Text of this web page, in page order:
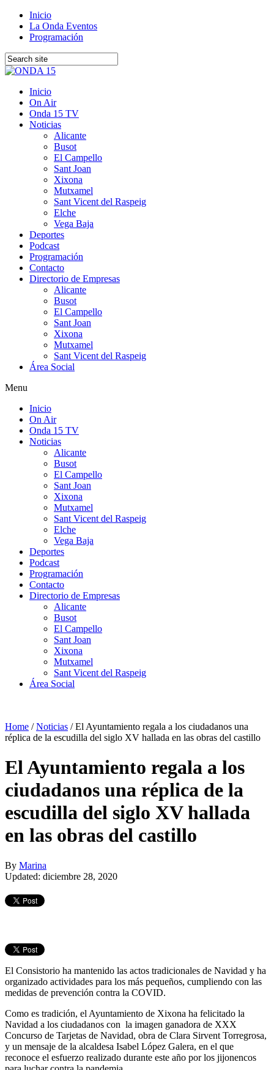
Inicio
La Onda Eventos
Programación
Inicio
On Air
Onda 15 TV
Noticias
Alicante
Busot
El Campello
Sant Joan
Xixona
Mutxamel
Sant Vicent del Raspeig
Elche
Vega Baja
Deportes
Podcast
Programación
Contacto
Directorio de Empresas
Alicante
Busot
El Campello
Sant Joan
Xixona
Mutxamel
Sant Vicent del Raspeig
Área Social
Menu
Inicio
On Air
Onda 15 TV
Noticias
Alicante
Busot
El Campello
Sant Joan
Xixona
Mutxamel
Sant Vicent del Raspeig
Elche
Vega Baja
Deportes
Podcast
Programación
Contacto
Directorio de Empresas
Alicante
Busot
El Campello
Sant Joan
Xixona
Mutxamel
Sant Vicent del Raspeig
Área Social
Home /Noticias /El Ayuntamiento regala a los ciudadanos una
réplica de la escudilla del siglo XV hallada en las obras del castillo
El Ayuntamiento regala a los
ciudadanos una réplica de la
escudilla del siglo XV hallada
en las obras del castillo
By Marina
Updated: diciembre 28, 2020
El Consistorio ha mantenido las actos tradicionales de Navidad y ha
organizado actividades para los más pequeños, cumpliendo con las
medidas de prevención contra la COVID.
Como es tradición, el Ayuntamiento de Xixona ha felicitado la
Navidad a los ciudadanos con la imagen ganadora de XXX
Concurso de Tarjetas de Navidad, obra de Clara Sirvent Torregrosa,
y un mensaje de la alcaldesa Isabel López Galera, en el que
reconoce el esfuerzo realizado durante este año por los jijonencos